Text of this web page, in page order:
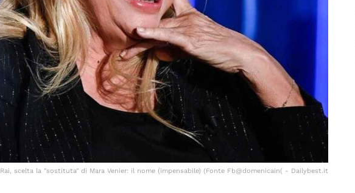
Rai, scelta la "sostituta" di Mara Venier: il nome (impensabile) (Fonte Fb@domenicain( - Dailybest.it